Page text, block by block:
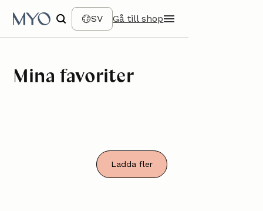
SV Gå till shop
Mina favoriter
Ladda fler